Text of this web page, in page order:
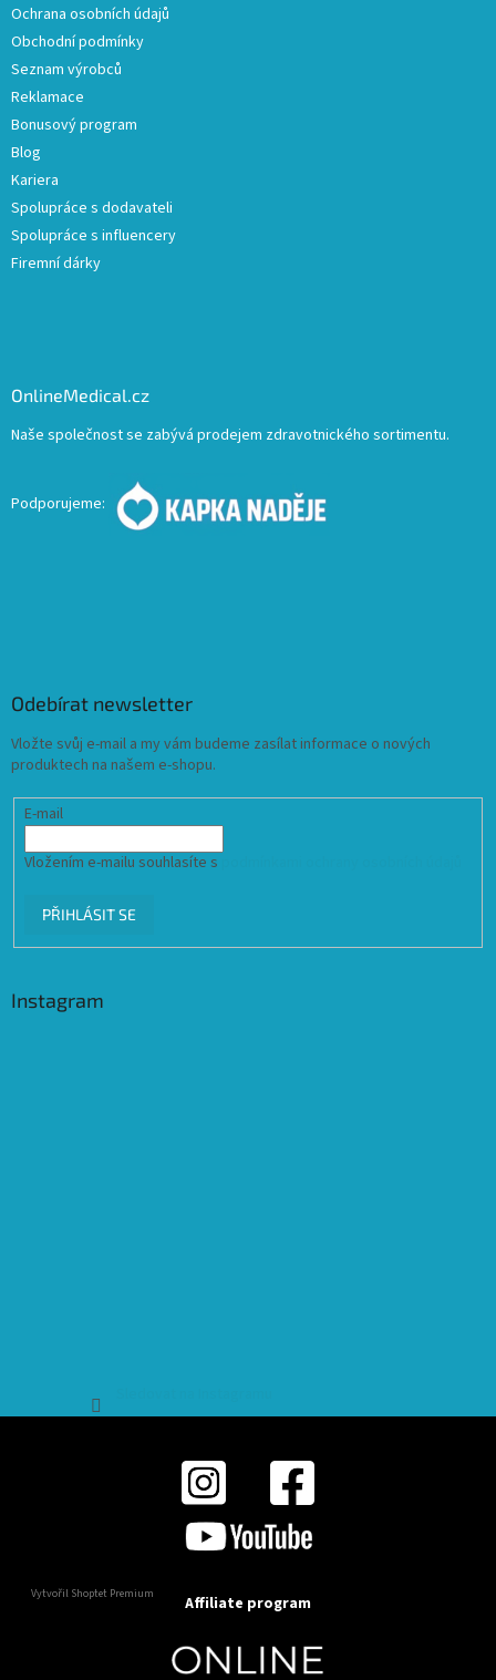
Ochrana osobních údajů
Obchodní podmínky
Seznam výrobců
Reklamace
Bonusový program
Blog
Kariera
Spolupráce s dodavateli
Spolupráce s influencery
Firemní dárky
OnlineMedical.cz
Naše společnost se zabývá prodejem zdravotnického sortimentu.
Podporujeme:
Odebírat newsletter
Vložte svůj e-mail a my vám budeme zasílat informace o nových
produktech na našem e-shopu.
E-mail
Vložením e-mailu souhlasíte s
PŘIHLÁSIT SE
Instagram
Vytvořil Shoptet Premium Affiliate program